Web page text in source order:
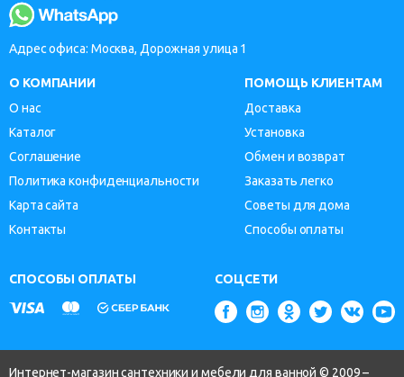
Адрес офиса: Москва, Дорожная улица 1
О КОМПАНИИ
О нас
Каталог
Соглашение
Политика конфиденциальности
Карта сайта
Контакты
ПОМОЩЬ КЛИЕНТАМ
Доставка
Установка
Обмен и возврат
Заказать легко
Советы для дома
Способы оплаты
СПОСОБЫ ОПЛАТЫ СОЦСЕТИ
Интернет-магазин сантехники и мебели для ванной © 2009 –